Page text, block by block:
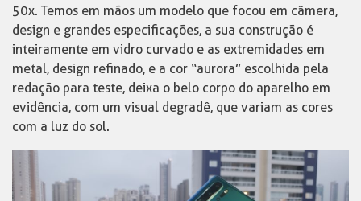
50x. Temos em mãos um modelo que focou em câmera,
design e grandes especificações, a sua construção é
inteiramente em vidro curvado e as extremidades em
metal, design refinado, e a cor “aurora” escolhida pela
redação para teste, deixa o belo corpo do aparelho em
evidência, com um visual degradê, que variam as cores
com a luz do sol.